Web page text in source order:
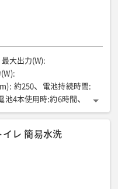
装備⑤:
容量約10L)
備⑦
鏡/ヘルメットホルダー
ンク用、小配管用)
最大出力(W):
:
: 約250 電池持続時間 :
池4本使用時:約6時間
(mm): 266 質量(g):
レ 簡易水洗